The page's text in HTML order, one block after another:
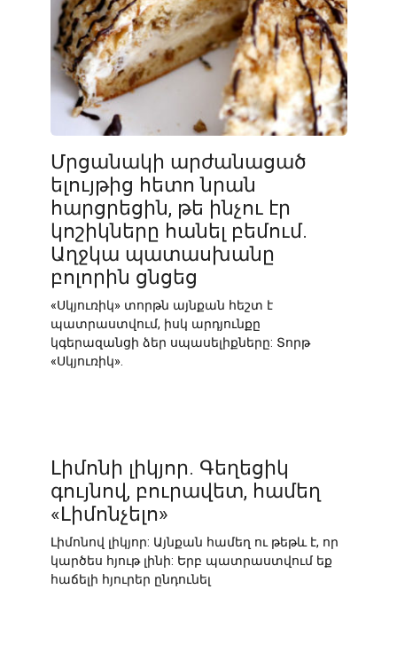
Մրցանակի արժանացած
ելույթից հետո նրան
հարցրեցին, թե ինչու էր
կոշիկները հանել բեմում.
Աղջկա պատասխանը
բոլորին ցնցեց
«Սկյուռիկ» տորթն այնքան հեշտ է
պատրաստվում, իսկ արդյունքը
կգերազանցի ձեր սպասելիքները: Տորթ
«Սկյուռիկ».
Լիմոնի լիկյոր. Գեղեցիկ
գույնով, բուրավետ, համեղ
«Լիմոնչելո»
Լիմոնով լիկյոր: Այնքան համեղ ու թեթև է, որ
կարծես հյութ լինի: Երբ պատրաստվում եք
հաճելի հյուրեր ընդունել